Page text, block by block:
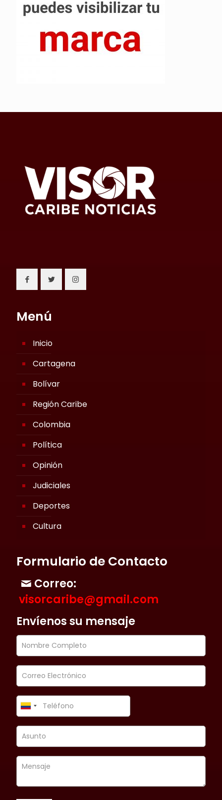
Menú
Inicio
Cartagena
Bolívar
Región Caribe
Colombia
Política
Opinión
Judiciales
Deportes
Cultura
Formulario de Contacto
Correo:
visorcaribe@gmail.com
Envíenos su mensaje